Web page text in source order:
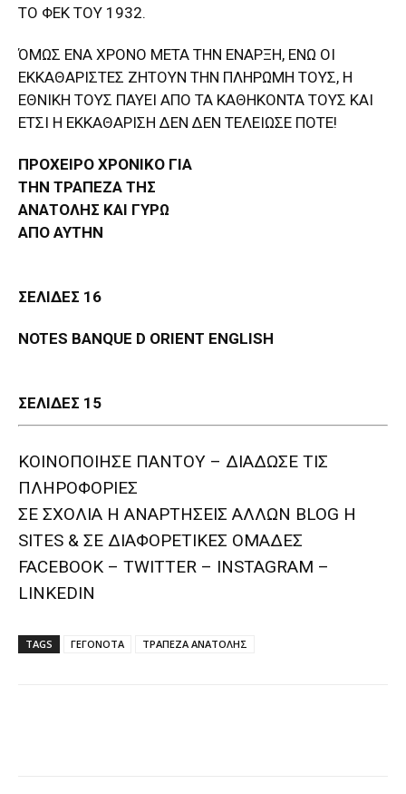
ΤΟ ΦΕΚ ΤΟΥ 1932.
ΌΜΩΣ ΕΝΑ ΧΡΟΝΟ ΜΕΤΑ ΤΗΝ ΕΝΑΡΞΗ, ΕΝΩ ΟΙ
ΕΚΚΑΘΑΡΙΣΤΕΣ ΖΗΤΟΥΝ ΤΗΝ ΠΛΗΡΩΜΗ ΤΟΥΣ, Η
ΕΘΝΙΚΗ ΤΟΥΣ ΠΑΥΕΙ ΑΠΟ ΤΑ ΚΑΘΗΚΟΝΤΑ ΤΟΥΣ ΚΑΙ
ΕΤΣΙ Η ΕΚΚΑΘΑΡΙΣΗ ΔΕΝ ΔΕΝ ΤΕΛΕΙΩΣΕ ΠΟΤΕ!
ΠΡΟΧΕΙΡΟ ΧΡΟΝΙΚΟ ΓΙΑ
ΤΗΝ ΤΡΑΠΕΖΑ ΤΗΣ
ΑΝΑΤΟΛΗΣ ΚΑΙ ΓΥΡΩ
ΑΠΟ ΑΥΤΗΝ
ΣΕΛΙΔΕΣ 16
NOTES BANQUE D ORIENT ENGLISH
ΣΕΛΙΔΕΣ 15
ΚΟΙΝΟΠΟΙΗΣΕ ΠΑΝΤΟΥ – ΔΙΑΔΩΣΕ ΤΙΣ
ΠΛΗΡΟΦΟΡΙΕΣ
ΣΕ ΣΧΟΛΙΑ H ΑΝAΡΤΗΣΕΙΣ ΑΛΛΩΝ BLOG H
SITES & ΣΕ ΔΙΑΦΟΡΕTIKEΣ ΟΜΑΔΕΣ
FACEBOOK – TWITTER – INSTAGRAM –
LINKEDIN
TAGS ΓΕΓΟΝΟΤΑ ΤΡΑΠΕΖΑ ΑΝΑΤΟΛΗΣ